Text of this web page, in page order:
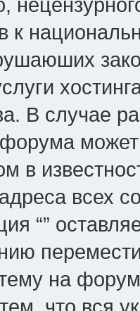
к
В случае
в
всех
“”
на